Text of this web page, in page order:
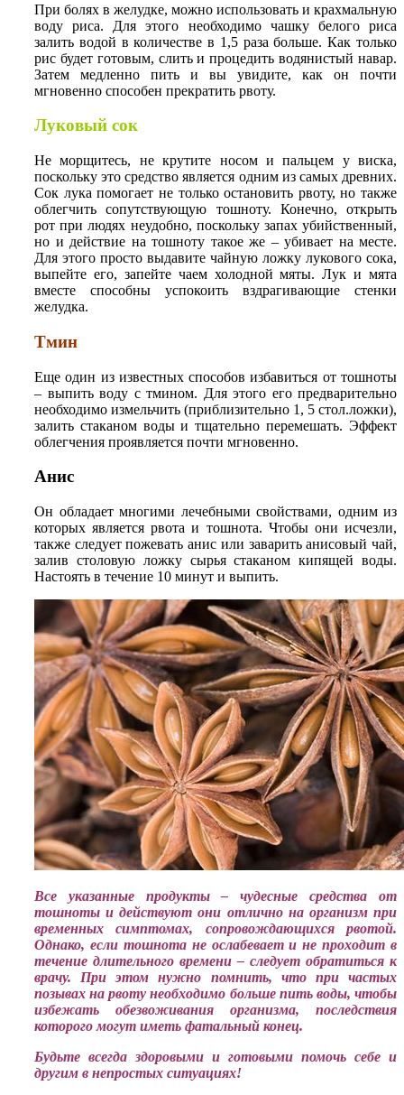
При болях в желудке, можно использовать и крахмальную
воду риса. Для этого необходимо чашку белого риса
залить водой в количестве в 1,5 раза больше. Как только
рис будет готовым, слить и процедить водянистый навар.
Затем медленно пить и вы увидите, как он почти
мгновенно способен прекратить рвоту.
Луковый сок
Не морщитесь, не крутите носом и пальцем у виска,
поскольку это средство является одним из самых древних.
Сок лука помогает не только остановить рвоту, но также
облегчить сопутствующую тошноту. Конечно, открыть
рот при людях неудобно, поскольку запах убийственный,
но и действие на тошноту такое же – убивает на месте.
Для этого просто выдавите чайную ложку лукового сока,
выпейте его, запейте чаем холодной мяты. Лук и мята
вместе способны успокоить вздрагивающие стенки
желудка.
Тмин
Еще один из известных способов избавиться от тошноты
– выпить воду с тмином. Для этого его предварительно
необходимо измельчить (приблизительно 1, 5 стол.ложки),
залить стаканом воды и тщательно перемешать. Эффект
облегчения проявляется почти мгновенно.
Анис
Он обладает многими лечебными свойствами, одним из
которых является рвота и тошнота. Чтобы они исчезли,
также следует пожевать анис или заварить анисовый чай,
залив столовую ложку сырья стаканом кипящей воды.
Настоять в течение 10 минут и выпить.
Все указанные продукты – чудесные средства от
тошноты и действуют они отлично на организм при
временных симптомах, сопровождающихся рвотой.
Однако, если тошнота не ослабевает и не проходит в
течение длительного времени – следует обратиться к
врачу. При этом нужно помнить, что при частых
позывах на рвоту необходимо больше пить воды, чтобы
избежать обезвоживания организма, последствия
которого могут иметь фатальный конец.
Будьте всегда здоровыми и готовыми помочь себе и
другим в непростых ситуациях!